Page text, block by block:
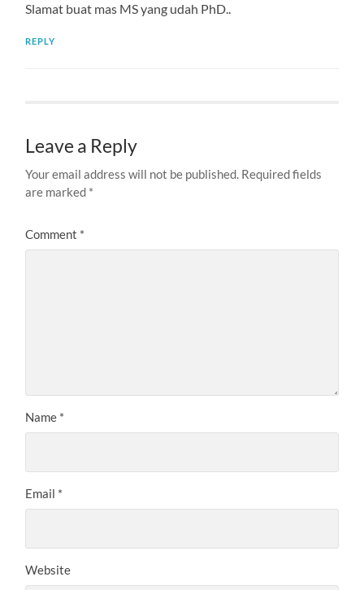
Slamat buat mas MS yang udah PhD..
REPLY
Leave a Reply
Your email address will not be published. Required fields
are marked *
Comment *
Name *
Email *
Website